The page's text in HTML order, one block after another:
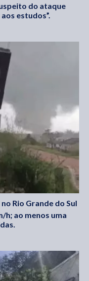
do ataque
estudos”.
Rio Grande do Sul
h; ao menos uma